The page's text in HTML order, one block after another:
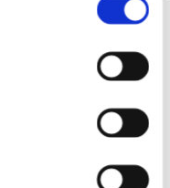
Handelsbetingelser